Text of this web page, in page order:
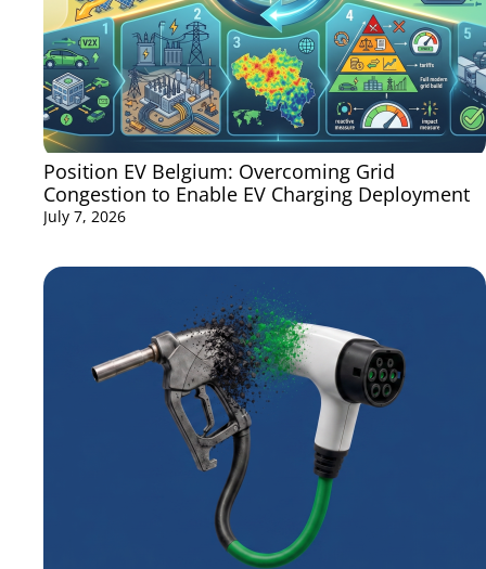
Position EV Belgium: Overcoming Grid
Congestion to Enable EV Charging Deployment
July 7, 2026